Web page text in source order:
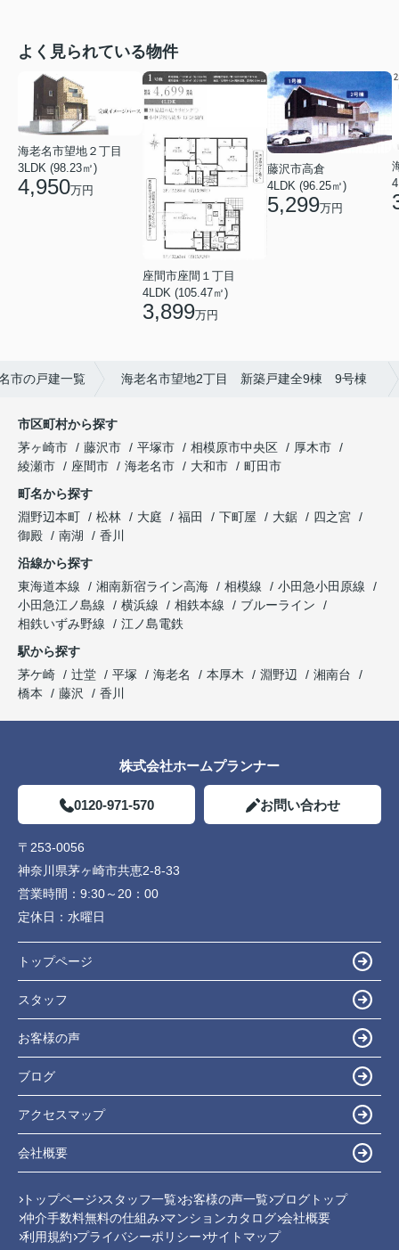
よく見られている物件
海老名市望地２丁目
3LDK (98.23㎡)
4,950万円
座間市座間１丁目
4LDK (105.47㎡)
3,899万円
藤沢市高倉
4LDK (96.25㎡)
5,299万円
市の戸建一覧 海老名市望地2丁目 新築戸建全9棟 9号棟
市区町村から探す
茅ヶ崎市
藤沢市 平塚市 相模原市中央区
厚木市
綾瀬市
座間市 海老名市 大和市
町田市
町名から探す
淵野辺本町
松林 大庭 福田 下町屋 大鋸
四之宮
御殿
南湖
香川
沿線から探す
東海道本線
湘南新宿ライン高海 相模線
小田急小田原線
小田急江ノ島線
横浜線 相鉄本線
ブルーライン
相鉄いずみ野線
江ノ島電鉄
駅から探す
茅ケ崎
辻堂 平塚 海老名 本厚木 淵野辺
湘南台
橋本
藤沢 香川
株式会社ホームプランナー
0120-971-570 お問い合わせ
〒253-0056
神奈川県茅ヶ崎市共恵2-8-33
営業時間： 9:30～20：00
定休日： 水曜日
トップページ
スタッフ
お客様の声
ブログ
アクセスマップ
会社概要
トップページ スタッフ一覧 お客様の声一覧 ブログトップ
仲介手数料無料の仕組み マンションカタログ 会社概要
利用規約 プライバシーポリシー サイトマップ